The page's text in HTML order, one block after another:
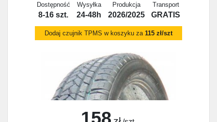
Dostępność
8-16 szt.
Wysyłka
24-48h
Produkcja
2026/2025
Transport
GRATIS
Dodaj czujnik TPMS w koszyku za 115 zł/szt